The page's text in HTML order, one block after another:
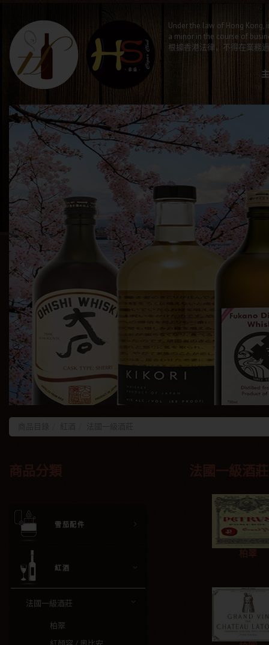
Under the law of Hong
a minor in the course of
根據香港法律，不得在業務
商品分類
雪茄配件
紅酒
法國一級酒莊
柏翠
法國一級酒莊
柏翠